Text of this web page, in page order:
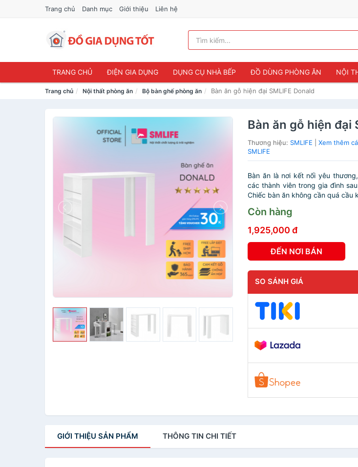
Trang chủ Danh mục Giới thiệu Liên hệ
TRANG CHỦ ĐIỆN GIA DỤNG DỤNG CỤ NHÀ BẾP ĐỒ DÙNG PHÒNG ĂN NỘI
Trang chủ Nội thất phòng ăn Bộ bàn ghế phòng ăn Bàn ăn gỗ hiện đại SMLIFE Donald
Bàn ăn gỗ hiện đại
Thương hiệu: SMLIFE |Xem thêm
SMLIFE
Bàn ăn là nơi kết nối yêu
các thành viên trong gia đình
Chiếc bàn ăn không cần quá cầu
Còn hàng
1,925,000 đ
ĐẾN NƠI BÁN
SO SÁNH GIÁ
GIỚI THIỆU SẢN PHẨM THÔNG TIN CHI TIẾT